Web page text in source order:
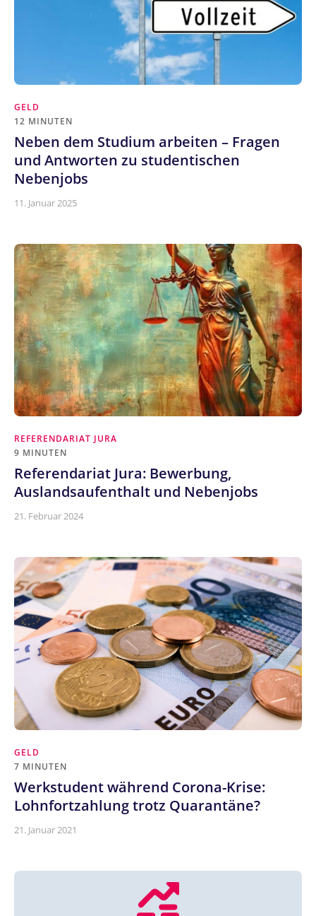
GELD
12 MINUTEN
Neben dem Studium arbeiten – Fragen
und Antworten zu studentischen
Nebenjobs
11. Januar 2025
REFERENDARIAT JURA
9 MINUTEN
Referendariat Jura: Bewerbung,
Auslandsaufenthalt und Nebenjobs
21. Februar 2024
GELD
7 MINUTEN
Werkstudent während Corona-Krise:
Lohnfortzahlung trotz Quarantäne?
21. Januar 2021